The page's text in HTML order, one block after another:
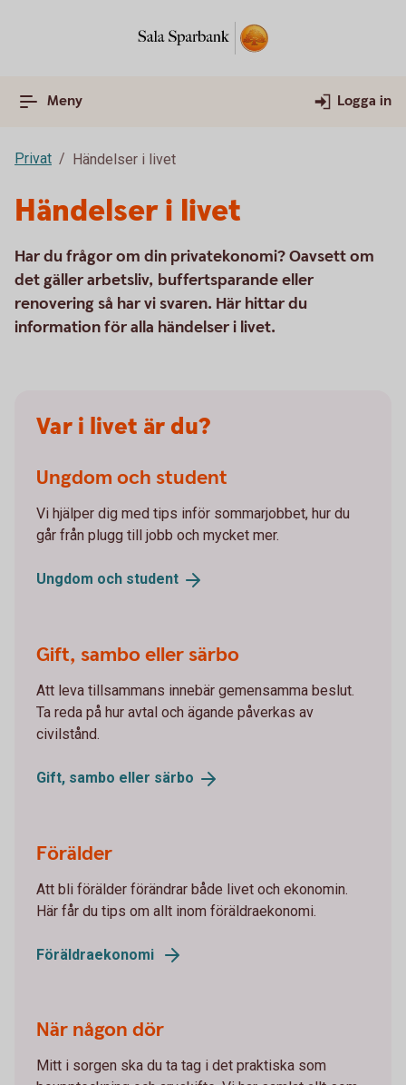
Meny Logga in
Privat Händelser i livet
Händelser i livet
Har du frågor om din privatekonomi? Oavsett om
det gäller arbetsliv, buffertsparande eller
renovering så har vi svaren. Här hittar du
information för alla händelser i livet.
Var i livet är du?
Ungdom och student
Vi hjälper dig med tips inför sommarjobbet, hur du
går från plugg till jobb och mycket mer.
Ungdom och student
Gift, sambo eller särbo
Att leva tillsammans innebär gemensamma beslut.
Ta reda på hur avtal och ägande påverkas av
civilstånd.
Gift, sambo eller särbo
Förälder
Att bli förälder förändrar både livet och ekonomin.
Här får du tips om allt inom föräldraekonomi.
Föräldraekonomi
När någon dör
Mitt i sorgen ska du ta tag i det praktiska som